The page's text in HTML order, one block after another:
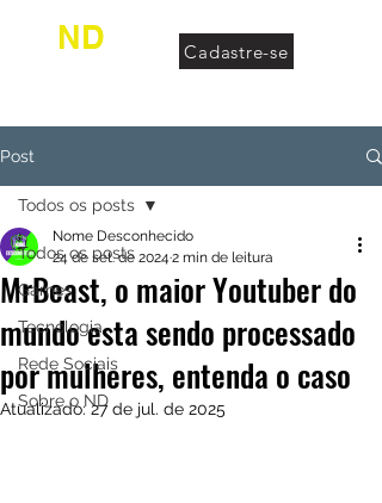
ND Cadastre-se
Post
Todos os posts
Games
Tecnologia
Rede Sociais
Sobre o ND
Todos os posts
MrBeast, o maior Youtuber do
mundo esta sendo processado
por mulheres, entenda o caso
Nome Desconhecido
24 de set. de 2024 2 min de leitura
Atualizado:27 de jul. de 2025